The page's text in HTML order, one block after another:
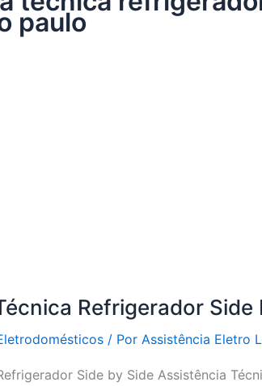
paulo
Refrigerador Side
/ Por Assistência Eletro
Side by Side Assistência